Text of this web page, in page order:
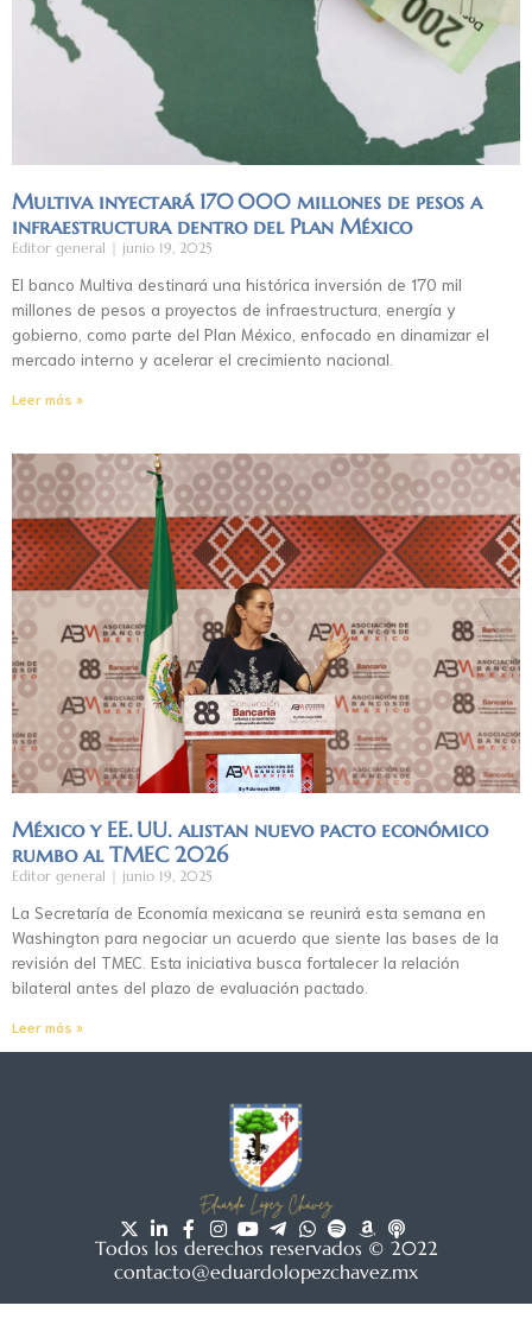
Multiva inyectará 170 000 millones de pesos a
infraestructura dentro del Plan México
Editor general junio 19, 2025
El banco Multiva destinará una histórica inversión de 170 mil
millones de pesos a proyectos de infraestructura, energía y
gobierno, como parte del Plan México, enfocado en dinamizar el
mercado interno y acelerar el crecimiento nacional.
Leer más »
México y EE. UU. alistan nuevo pacto económico
rumbo al TMEC 2026
Editor general junio 19, 2025
La Secretaría de Economía mexicana se reunirá esta semana en
Washington para negociar un acuerdo que siente las bases de la
revisión del TMEC. Esta iniciativa busca fortalecer la relación
bilateral antes del plazo de evaluación pactado.
Leer más »
Todos los derechos reservados © 2022
contacto@eduardolopezchavez.mx